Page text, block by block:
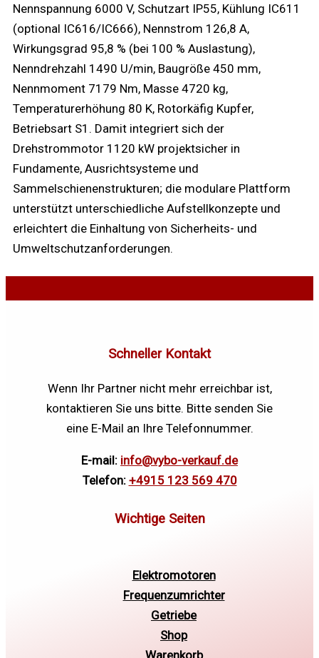
Nennspannung 6000 V, Schutzart IP55, Kühlung IC611
(optional IC616/IC666), Nennstrom 126,8 A,
Wirkungsgrad 95,8 % (bei 100 % Auslastung),
Nenndrehzahl 1490 U/min, Baugröße 450 mm,
Nennmoment 7179 Nm, Masse 4720 kg,
Temperaturerhöhung 80 K, Rotorkäfig Kupfer,
Betriebsart S1. Damit integriert sich der
Drehstrommotor 1120 kW projektsicher in
Fundamente, Ausrichtsysteme und
Sammelschienenstrukturen; die modulare Plattform
unterstützt unterschiedliche Aufstellkonzepte und
erleichtert die Einhaltung von Sicherheits- und
Umweltschutzanforderungen.
Schneller Kontakt
Wenn Ihr Partner nicht mehr erreichbar ist,
kontaktieren Sie uns bitte. Bitte senden Sie
eine E-Mail an Ihre Telefonnummer.
E-mail: info@vybo-verkauf.de
Telefon: +4915 123 569 470
Elektromotoren
Frequenzumrichter
Getriebe
Shop
Warenkorb